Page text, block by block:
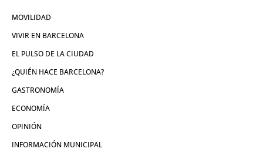
MOVILIDAD
VIVIR EN BARCELONA
EL PULSO DE LA CIUDAD
¿QUIÉN HACE BARCELONA?
GASTRONOMÍA
ECONOMÍA
OPINIÓN
INFORMACIÓN MUNICIPAL